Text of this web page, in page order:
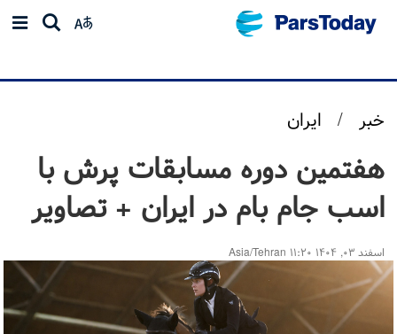
خبر / ایران
هفتمین دوره مسابقات پرش با
اسب جام بام در ایران + تصاویر
اسفند ۰۳, ۱۴۰۴ ۱۱:۲۰ Asia/Tehran